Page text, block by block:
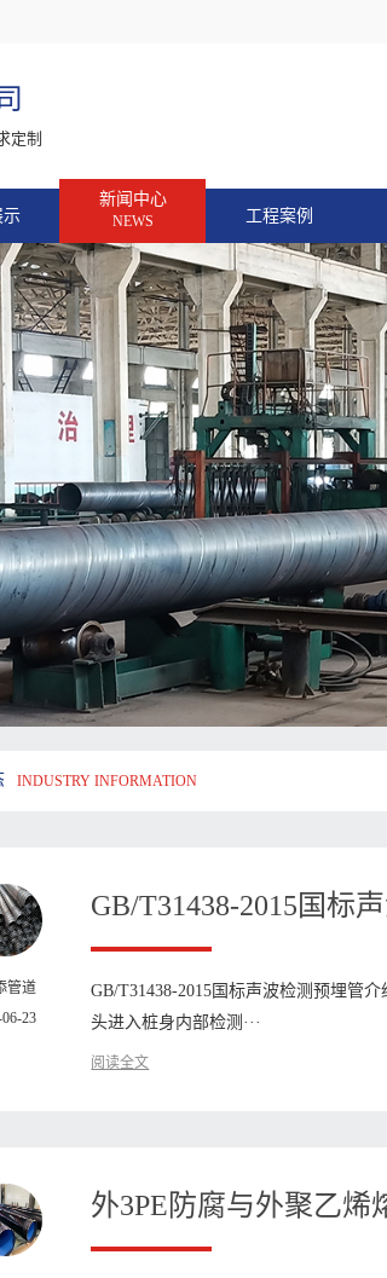
定制
示
新闻中心
NEWS 工程案例
INDUSTRY INFORMATION
管道
23
GB/T31438-2015国标
GB/T31438-2015国标声波检测预埋管
头进入桩身内部检测···
阅读全文
外3PE防腐与外聚乙烯